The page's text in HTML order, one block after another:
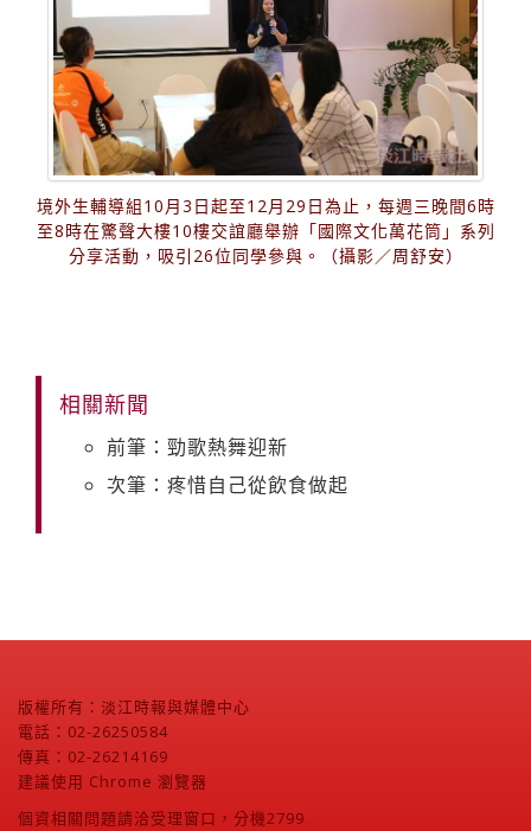
境外生輔導組10月3日起至12月29日為止，每週三晚間6時
至8時在驚聲大樓10樓交誼廳舉辦「國際文化萬花筒」系列
分享活動，吸引26位同學參與。（攝影／周舒安）
相關新聞
前筆：勁歌熱舞迎新
次筆：疼惜自己從飲食做起
版權所有：淡江時報與媒體中心
電話：02-26250584
傳真：02-26214169
建議使用 Chrome 瀏覽器
個資相關問題請洽受理窗口，分機2799